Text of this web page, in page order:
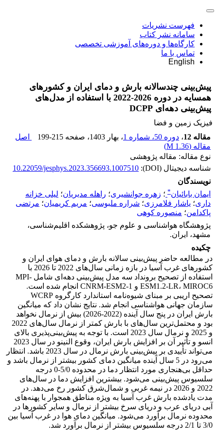
فهرست نشریات
سامانه نشر کتاب
کارگاه‌ها و دوره‌های آموزشی تخصصی
تماس با ما
English
پیش‌بینی چندسالانه بارش و دمای ایران و کشورهای
همسایه در دوره 2026-2022 با استفاده از مدل‌های
پیش‌بینی دهه‌ای DCPP
فیزیک زمین و فضا
مقاله 12
، دوره 50، شماره 1 ، بهار 1403 ، صفحه 199-215
اصل
مقاله (1.36 M
)
نوع مقاله: مقاله پژوهشی
شناسه دیجیتال (DOI):
10.22059/jesphys.2023.356693.1007510
نویسندگان
ایمان بابائیان* ؛ زهره جوانشیری؛ راهله مدیریان؛ لیلی خزانه
داری؛ یاشار فلامرزی؛ شراره ملبوسی؛ مریم کریمیان؛ مرتضی
پاکدامن؛ منصوره کوهی
پژوهشگاه هواشناسی و علوم جو، پژوهشکده اقلیم‌شناسی،
مشهد، ایران.
چکیده
در مطالعه حاضر پیش‌بینی سالانه بارش و دمای هوای ایران و
کشورهای غرب آسیا در بازه زمانی سال‌های 2022 تا 2026 با
استفاده از تصحیح برونداد سه مدل‌ پیش‌بینی دهه‌ای شامل MPI-
ESM1.2-LR، MIROC6 و CNRM-ESM2-1 انجام شده است.
تصحیح اریبی بر مبنای شیوه‌نامه استاندارد کارگروه WCRP
سازمان جهانی هواشناسی انجام شد. نتایج نشان داد که میانگین
بارش ایران در پنج سال آینده (2022-2026) بیش از نرمال نخواهد
بود و محتمل‌ترین سال‌های با بارش کمتر از نرمال سال‌های 2022
و 2025 و نرمال سال 2023 است. با توجه به پیش‌بینی‌پذیری بالای
انسو و تأثیر آن بر افزایش بارش ایران، وقوع النینو در سال 2023
می‌تواند تأییدی بر پیش‌بینی بارش نرمال در سال 2023 باشد. انتظار
می‌رود در 5 سال آینده میانگین دمای کشور بیشتر از نرمال باشد و
حداقل بی‌هنجاری مورد انتظار دما در محدوده 5/0-0 درجه
سلسیوس پیش‌بینی می‌شود. بیشترین افزایش دما در سال‌های
2022 و 2026 در نیمه غربی و شمال‌شرق کشور رخ می‌دهد. در
مدت یادشده بارش غرب آسیا به ویژه مناطق همجوار با پهنه‌های
آبی دریای عرب و دریای سرخ بیشتر از نرمال و سایر کشورها در
محدوده نرمال برآورد می‌شود. میانگین دمای هوا در غرب آسیا بین
3/0 تا 2/1 درجه سلسیوس بیشتر از نرمال برآورد شد.